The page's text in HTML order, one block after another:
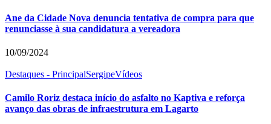
Ane da Cidade Nova denuncia tentativa de compra para que
renunciasse à sua candidatura a vereadora
10/09/2024
Destaques - PrincipalSergipeVídeos
Camilo Roriz destaca início do asfalto no Kaptiva e reforça
avanço das obras de infraestrutura em Lagarto